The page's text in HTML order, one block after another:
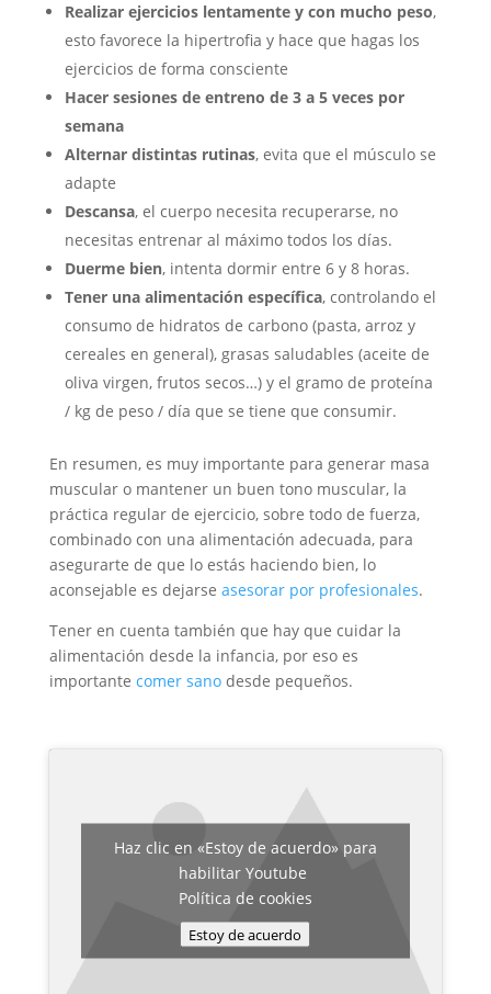
Realizar ejercicios lentamente y con mucho peso,
esto favorece la hipertrofia y hace que hagas los
ejercicios de forma consciente
Hacer sesiones de entreno de 3 a 5 veces por
semana
Alternar distintas rutinas, evita que el músculo se
adapte
Descansa, el cuerpo necesita recuperarse, no
necesitas entrenar al máximo todos los días.
Duerme bien, intenta dormir entre 6 y 8 horas.
Tener una alimentación específica, controlando el
consumo de hidratos de carbono (pasta, arroz y
cereales en general), grasas saludables (aceite de
oliva virgen, frutos secos…) y el gramo de proteína
/ kg de peso / día que se tiene que consumir.
En resumen, es muy importante para generar masa
muscular o mantener un buen tono muscular, la
práctica regular de ejercicio, sobre todo de fuerza,
combinado con una alimentación adecuada, para
asegurarte de que lo estás haciendo bien, lo
aconsejable es dejarse asesorar por profesionales.
Tener en cuenta también que hay que cuidar la
alimentación desde la infancia, por eso es
importante comer sanodesde pequeños.
Haz clic en «Estoy de acuerdo» para
habilitar Youtube
Política de cookies
Estoy de acuerdo